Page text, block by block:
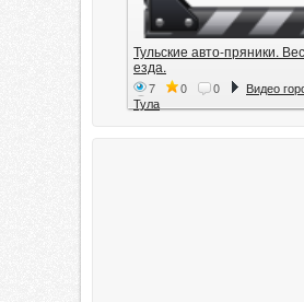
Тульские авто-пряники.
езда.
7 0 0
Видео
Тула